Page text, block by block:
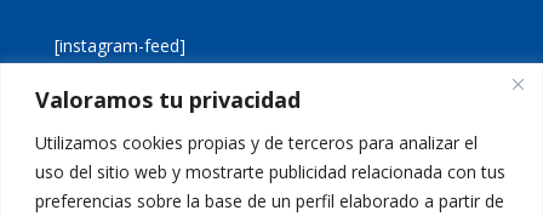
Valoramos tu privacidad
Utilizamos cookies propias y de terceros para analizar el
uso del sitio web y mostrarte publicidad relacionada con tus
preferencias sobre la base de un perfil elaborado a partir de
[instagram-feed]